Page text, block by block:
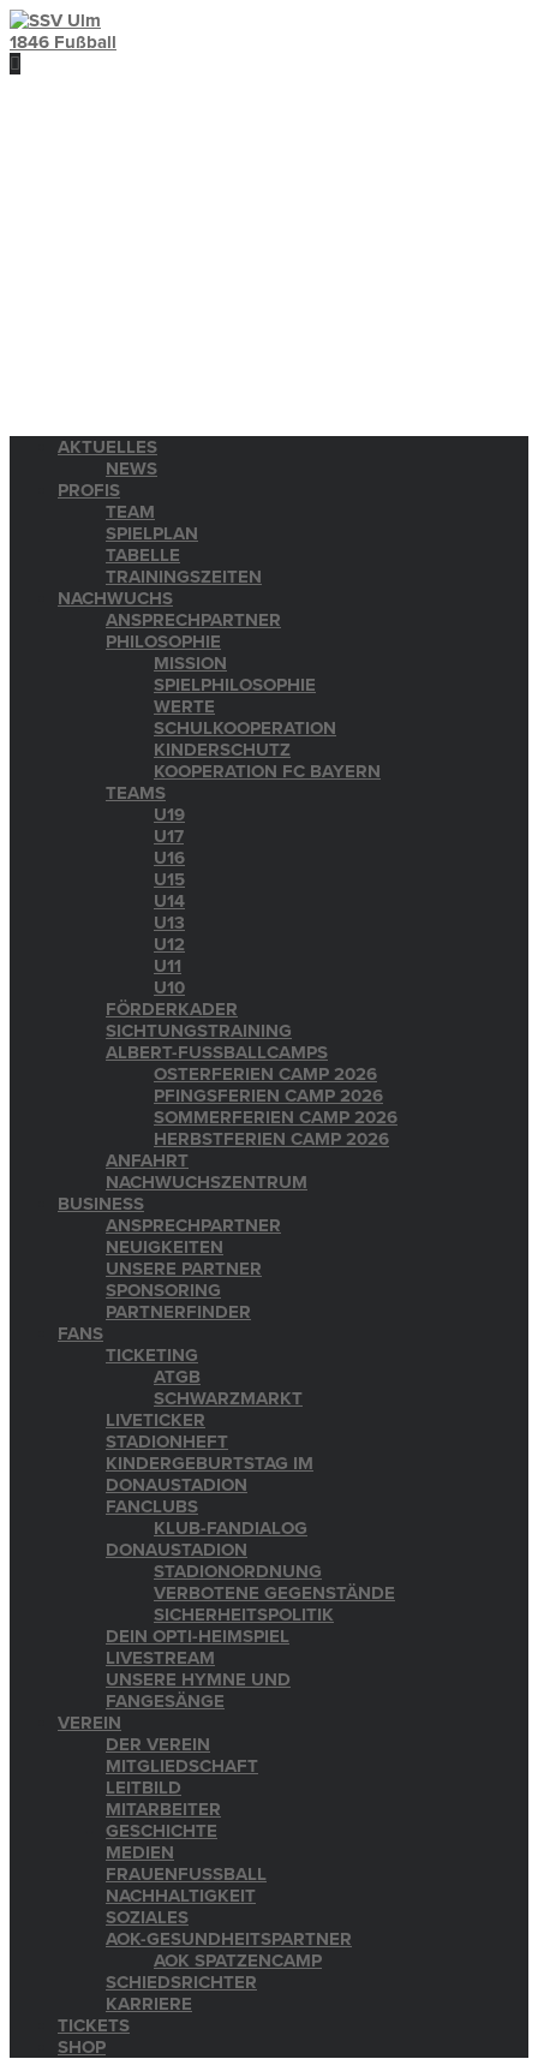
AKTUELLES
NEWS
PROFIS
TEAM
SPIELPLAN
TABELLE
TRAININGSZEITEN
NACHWUCHS
ANSPRECHPARTNER
PHILOSOPHIE
MISSION
SPIELPHILOSOPHIE
WERTE
SCHULKOOPERATION
KINDERSCHUTZ
KOOPERATION FC BAYERN
TEAMS
U19
U17
U16
U15
U14
U13
U12
U11
U10
FÖRDERKADER
SICHTUNGSTRAINING
ALBERT-FUSSBALLCAMPS
OSTERFERIEN CAMP 2026
PFINGSFERIEN CAMP 2026
SOMMERFERIEN CAMP 2026
HERBSTFERIEN CAMP 2026
ANFAHRT
NACHWUCHSZENTRUM
BUSINESS
ANSPRECHPARTNER
NEUIGKEITEN
UNSERE PARTNER
SPONSORING
PARTNERFINDER
FANS
TICKETING
ATGB
SCHWARZMARKT
LIVETICKER
STADIONHEFT
KINDERGEBURTSTAG IM
DONAUSTADION
FANCLUBS
KLUB-FANDIALOG
DONAUSTADION
STADIONORDNUNG
VERBOTENE GEGENSTÄNDE
SICHERHEITSPOLITIK
DEIN OPTI-HEIMSPIEL
LIVESTREAM
UNSERE HYMNE UND
FANGESÄNGE
VEREIN
DER VEREIN
MITGLIEDSCHAFT
LEITBILD
MITARBEITER
GESCHICHTE
MEDIEN
FRAUENFUSSBALL
NACHHALTIGKEIT
SOZIALES
AOK-GESUNDHEITSPARTNER
AOK SPATZENCAMP
SCHIEDSRICHTER
KARRIERE
TICKETS
SHOP